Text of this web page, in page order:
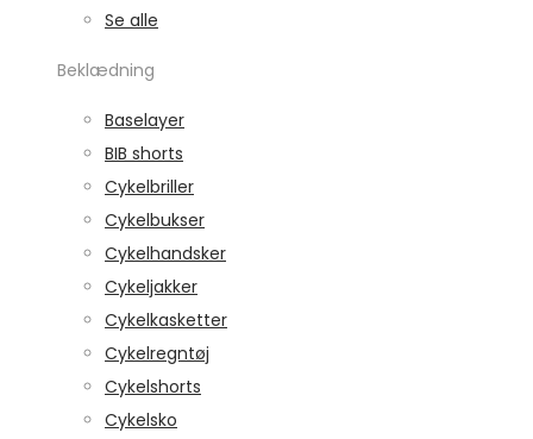
Se alle
Beklædning
Baselayer
BIB shorts
Cykelbriller
Cykelbukser
Cykelhandsker
Cykeljakker
Cykelkasketter
Cykelregntøj
Cykelshorts
Cykelsko